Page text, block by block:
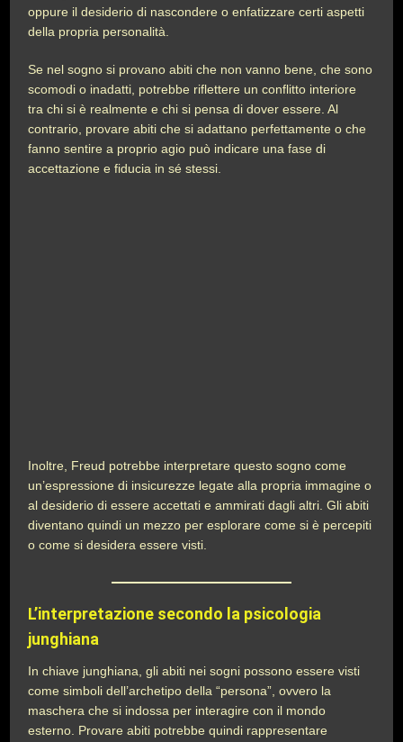
oppure il desiderio di nascondere o enfatizzare certi aspetti
della propria personalità.
Se nel sogno si provano abiti che non vanno bene, che sono
scomodi o inadatti, potrebbe riflettere un conflitto interiore
tra chi si è realmente e chi si pensa di dover essere. Al
contrario, provare abiti che si adattano perfettamente o che
fanno sentire a proprio agio può indicare una fase di
accettazione e fiducia in sé stessi.
Inoltre, Freud potrebbe interpretare questo sogno come
un’espressione di insicurezze legate alla propria immagine o
al desiderio di essere accettati e ammirati dagli altri. Gli abiti
diventano quindi un mezzo per esplorare come si è percepiti
o come si desidera essere visti.
L’interpretazione secondo la psicologia
junghiana
In chiave junghiana, gli abiti nei sogni possono essere visti
come simboli dell’archetipo della “persona”, ovvero la
maschera che si indossa per interagire con il mondo
esterno. Provare abiti potrebbe quindi rappresentare